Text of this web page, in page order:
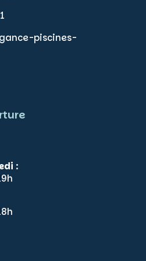
piscines-
: